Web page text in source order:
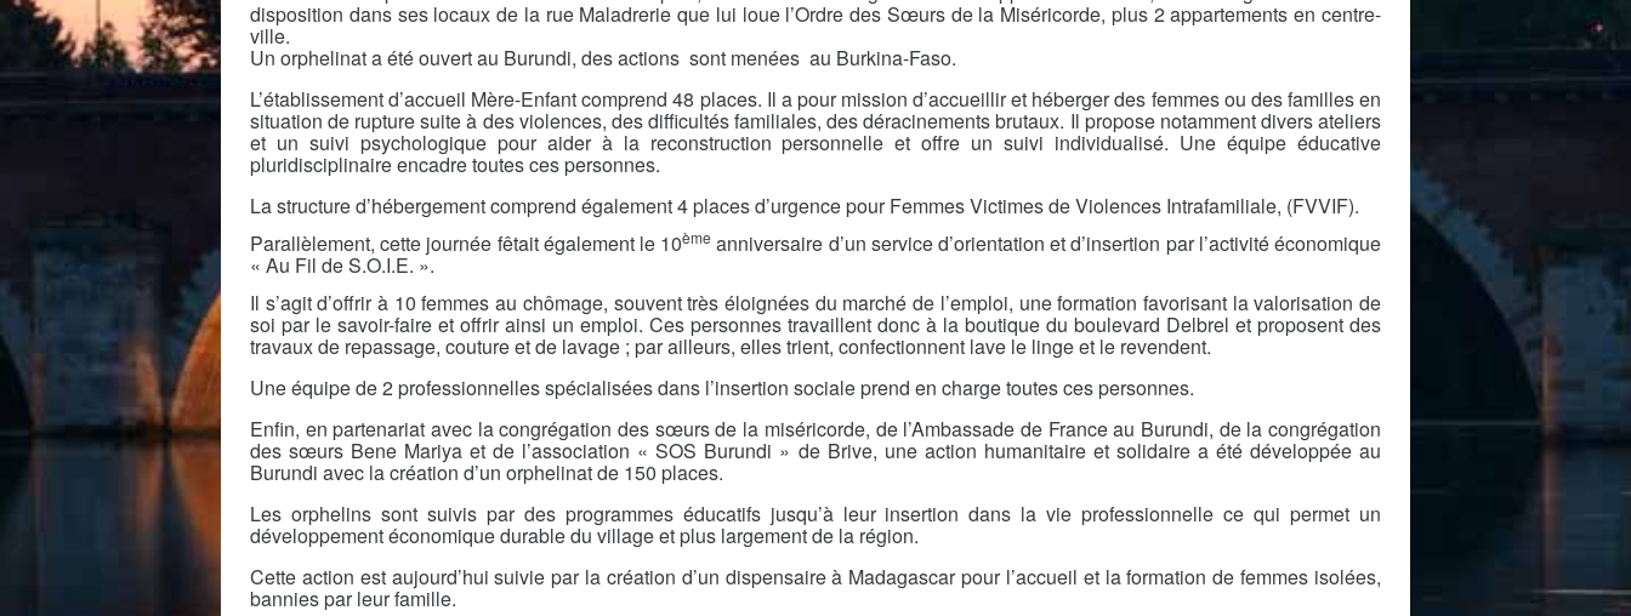
Prévention des risques
disposition dans ses locaux de la rue Maladrerie que lui loue l’Ordre des Sœurs de la Miséricorde, plus 2 appartements en centre-
ville.
Un orphelinat a été ouvert au Burundi, des actions sont menées au Burkina-Faso.
L’établissement d’accueil Mère-Enfant comprend 48 places. Il a pour mission d’accueillir et héberger des femmes ou des familles en
situation de rupture suite à des violences, des difficultés familiales, des déracinements brutaux. Il propose notamment divers ateliers
et un suivi psychologique pour aider à la reconstruction personnelle et offre un suivi individualisé. Une équipe éducative
pluridisciplinaire encadre toutes ces personnes.
La structure d’hébergement comprend également 4 places d’urgence pour Femmes Victimes de Violences Intrafamiliale, (FVVIF).
Parallèlement, cette journée fêtait également le 10ème anniversaire d’un service d’orientation et d’insertion par l’activité économique
« Au Fil de S.O.I.E. ».
Il s’agit d’offrir à 10 femmes au chômage, souvent très éloignées du marché de l’emploi, une formation favorisant la valorisation de
soi par le savoir-faire et offrir ainsi un emploi. Ces personnes travaillent donc à la boutique du boulevard Delbrel et proposent des
travaux de repassage, couture et de lavage ; par ailleurs, elles trient, confectionnent lave le linge et le revendent.
Une équipe de 2 professionnelles spécialisées dans l’insertion sociale prend en charge toutes ces personnes.
Enfin, en partenariat avec la congrégation des sœurs de la miséricorde, de l’Ambassade de France au Burundi, de la congrégation
des sœurs Bene Mariya et de l’association « SOS Burundi » de Brive, une action humanitaire et solidaire a été développée au
Burundi avec la création d’un orphelinat de 150 places.
Les orphelins sont suivis par des programmes éducatifs jusqu’à leur insertion dans la vie professionnelle ce qui permet un
développement économique durable du village et plus largement de la région.
Cette action est aujourd’hui suivie par la création d’un dispensaire à Madagascar pour l’accueil et la formation de femmes isolées,
bannies par leur famille.